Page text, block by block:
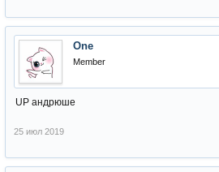
One
Member
UP андрюше
25 июл 2019